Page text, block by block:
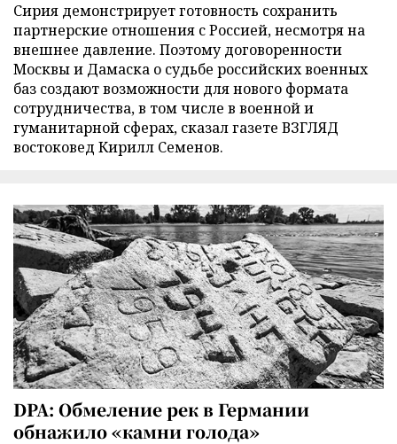
Сирия демонстрирует готовность сохранить
партнерские отношения с Россией, несмотря на
внешнее давление. Поэтому договоренности
Москвы и Дамаска о судьбе российских военных
баз создают возможности для нового формата
сотрудничества, в том числе в военной и
гуманитарной сферах, сказал газете ВЗГЛЯД
востоковед Кирилл Семенов.
DPA: Обмеление рек в Германии
обнажило «камни голода»